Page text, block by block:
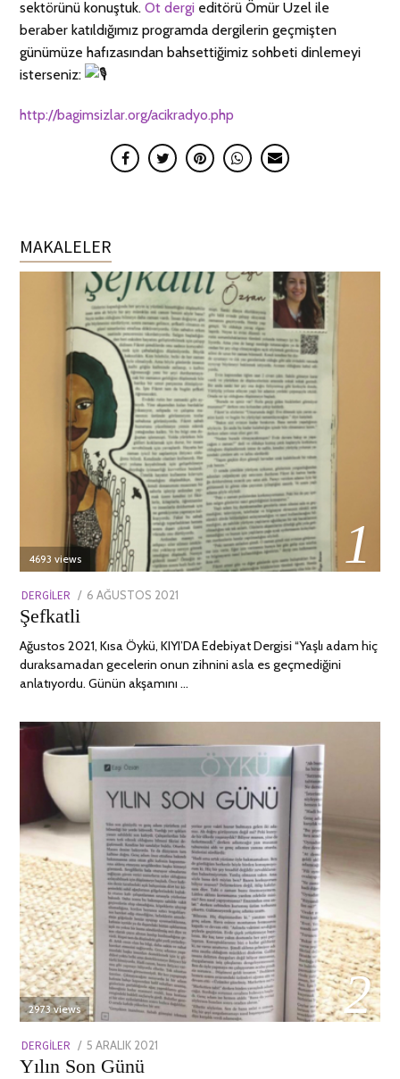
sektörünü konuştuk.Ot dergi editörü Ömür Uzel ile
beraber katıldığımız programda dergilerin geçmişten
günümüze hafızasından bahsettiğimiz sohbeti dinlemeyi
isterseniz:
http://bagimsizlar.org/acikradyo.php
MAKALELER
01
4693 views
DERGILER
POSTED
6 AĞUSTOS 2021
Şefkatli
Ağustos 2021, Kısa Öykü, KIYI’DA Edebiyat Dergisi “Yaşlı adam hiç
duraksamadan gecelerin onun zihnini asla es geçmediğini
anlatıyordu. Günün akşamını …
02
2973 views
DERGILER
POSTED
ON
5 ARALIK 2021
Yılın Son Günü